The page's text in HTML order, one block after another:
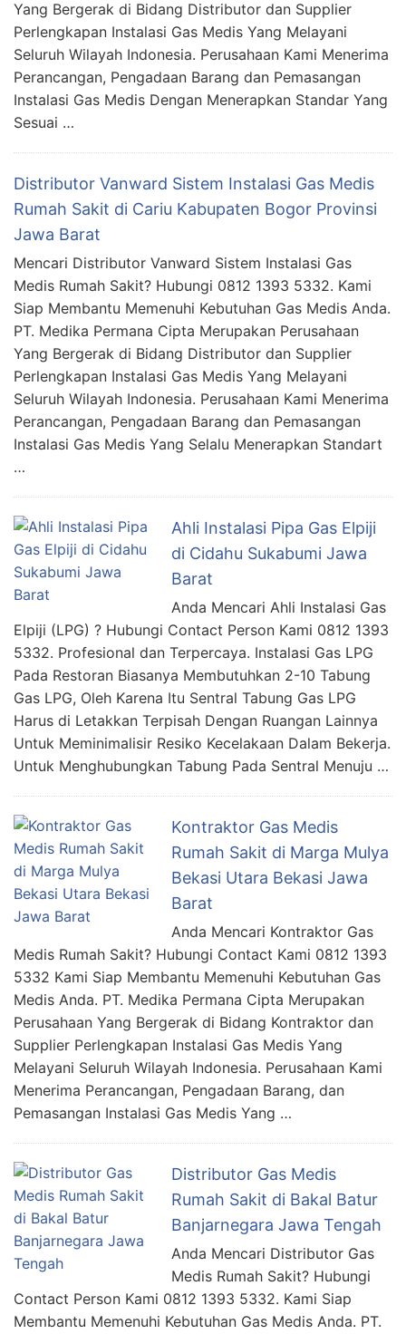
Yang Bergerak di Bidang Distributor dan Supplier
Perlengkapan Instalasi Gas Medis Yang Melayani
Seluruh Wilayah Indonesia. Perusahaan Kami Menerima
Perancangan, Pengadaan Barang dan Pemasangan
Instalasi Gas Medis Dengan Menerapkan Standar Yang
Sesuai …
Distributor Vanward Sistem Instalasi Gas Medis
Rumah Sakit di Cariu Kabupaten Bogor Provinsi
Jawa Barat
Mencari Distributor Vanward Sistem Instalasi Gas
Medis Rumah Sakit? Hubungi 0812 1393 5332. Kami
Siap Membantu Memenuhi Kebutuhan Gas Medis Anda.
PT. Medika Permana Cipta Merupakan Perusahaan
Yang Bergerak di Bidang Distributor dan Supplier
Perlengkapan Instalasi Gas Medis Yang Melayani
Seluruh Wilayah Indonesia. Perusahaan Kami Menerima
Perancangan, Pengadaan Barang dan Pemasangan
Instalasi Gas Medis Yang Selalu Menerapkan Standart
…
Ahli Instalasi Pipa Gas Elpiji
di Cidahu Sukabumi Jawa
Barat
Anda Mencari Ahli Instalasi Gas
Elpiji (LPG) ? Hubungi Contact Person Kami 0812 1393
5332. Profesional dan Terpercaya. Instalasi Gas LPG
Pada Restoran Biasanya Membutuhkan 2-10 Tabung
Gas LPG, Oleh Karena Itu Sentral Tabung Gas LPG
Harus di Letakkan Terpisah Dengan Ruangan Lainnya
Untuk Meminimalisir Resiko Kecelakaan Dalam Bekerja.
Untuk Menghubungkan Tabung Pada Sentral Menuju …
Kontraktor Gas Medis
Rumah Sakit di Marga Mulya
Bekasi Utara Bekasi Jawa
Barat
Anda Mencari Kontraktor Gas
Medis Rumah Sakit? Hubungi Contact Kami 0812 1393
5332 Kami Siap Membantu Memenuhi Kebutuhan Gas
Medis Anda. PT. Medika Permana Cipta Merupakan
Perusahaan Yang Bergerak di Bidang Kontraktor dan
Supplier Perlengkapan Instalasi Gas Medis Yang
Melayani Seluruh Wilayah Indonesia. Perusahaan Kami
Menerima Perancangan, Pengadaan Barang, dan
Pemasangan Instalasi Gas Medis Yang …
Distributor Gas Medis
Rumah Sakit di Bakal Batur
Banjarnegara Jawa Tengah
Anda Mencari Distributor Gas
Medis Rumah Sakit? Hubungi
Contact Person Kami 0812 1393 5332. Kami Siap
Membantu Memenuhi Kebutuhan Gas Medis Anda. PT.